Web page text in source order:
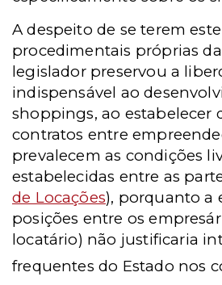
A despeito de se terem
procedimentais próprias
legislador preservou a
indispensável ao
shoppings, ao estabelecer
contratos entre
prevalecem as condições
estabelecidas entre as
de Locações), porquanto a
posições entre os
locatário) não justificaria
frequentes do Estado nos